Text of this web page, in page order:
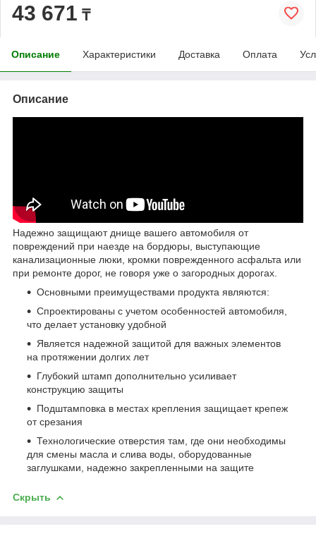
43 671 ₸
Описание Характеристики Доставка Оплата
Описание
Надежно защищают днище вашего автомобиля от
повреждений при наезде на бордюры, выступающие
канализационные люки, кромки поврежденного асфальта или
при ремонте дорог, не говоря уже о загородных дорогах.
Основными преимуществами продукта являются:
Спроектированы с учетом особенностей автомобиля,
что делает установку удобной
Является надежной защитой для важных элементов
на протяжении долгих лет
Глубокий штамп дополнительно усиливает
конструкцию защиты
Подштамповка в местах крепления защищает крепеж
от срезания
Технологические отверстия там, где они необходимы
для смены масла и слива воды, оборудованные
заглушками, надежно закрепленными на защите
Скрыть